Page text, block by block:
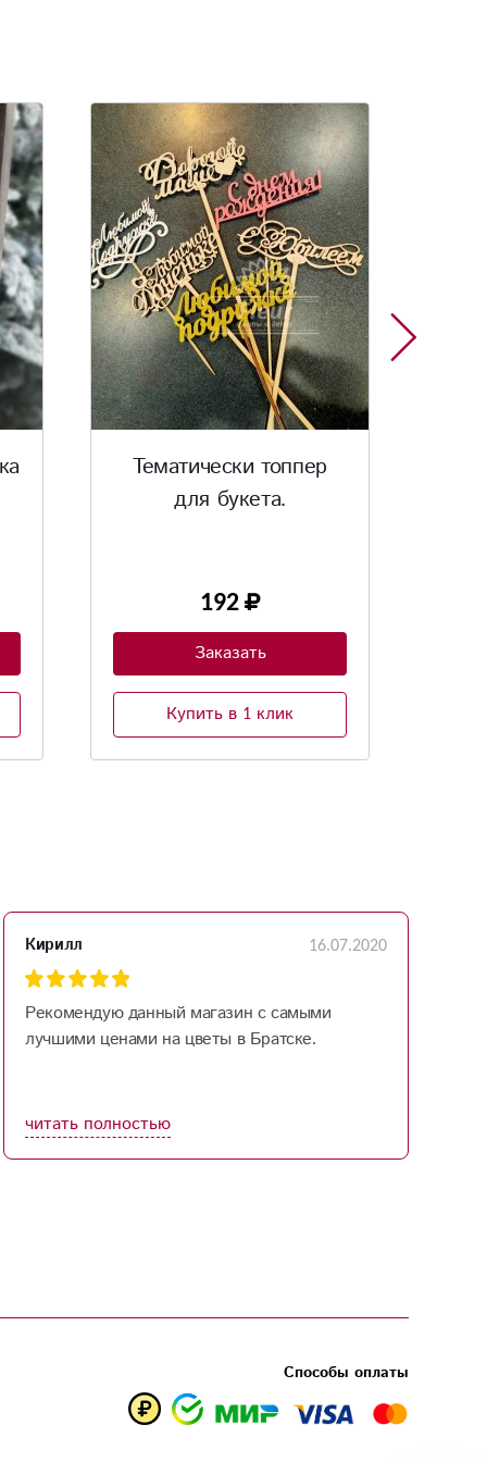
Новинка
Хит
Сувенир «Спящий
ангелочек»
900
Заказать
Купить в 1 клик
Кирилл 16.07.2020
Рекомендую данный магазин с самыми
лучшими ценами на цветы в Братске.
читать полностью
Способы оплаты